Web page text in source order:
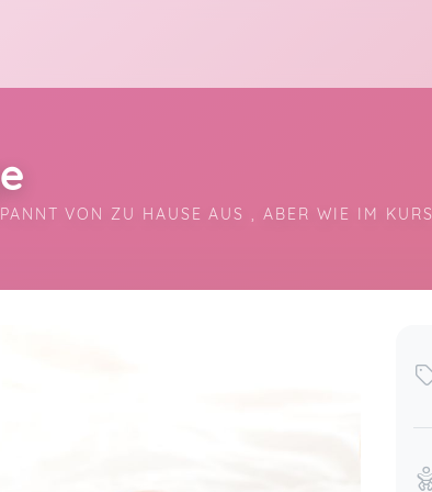
VON ZU HAUSE AUS , ABER WIE IM KURS